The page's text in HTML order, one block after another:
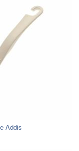
Addis